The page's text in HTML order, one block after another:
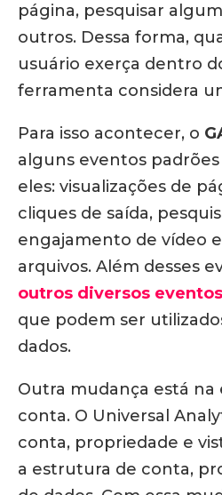
página, pesquisar
outros. Dessa forma,
usuário exerça dentro
ferramenta considera
Para isso acontecer, o
alguns eventos
eles: visualizações de
cliques de saída,
engajamento de vídeo
arquivos. Além desses
outros diversos
que podem ser
dados.
Outra mudança está
conta. O Universal
conta, propriedade e
a estrutura de conta,